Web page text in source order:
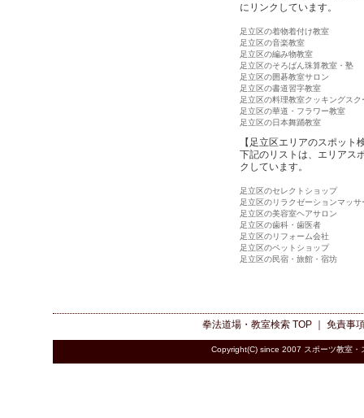
にリンクしています。
足立区の着物着付け教室
足立区の音楽教室
足立区の編み物教室
足立区のそろばん珠算教室・塾
足立区の囲碁教室サロン
足立区の書道習字教室
足立区の料理教室クッキングスク
足立区の華道・フラワー教室
足立区の日本舞踊教室
【足立区エリアのスポット
下記のリストは、エリアス
クしています。
足立区のセレクトショップ
足立区のリラクゼーションマッサ
足立区の美容室ヘアサロン
足立区の歯科・歯医者
足立区のリフォーム会社
足立区のペットショップ
足立区の民宿・旅館・宿坊
拳法道場・教室検索TOP ｜ 免責事
Copyright(C) since 2007 スポーツ教室・